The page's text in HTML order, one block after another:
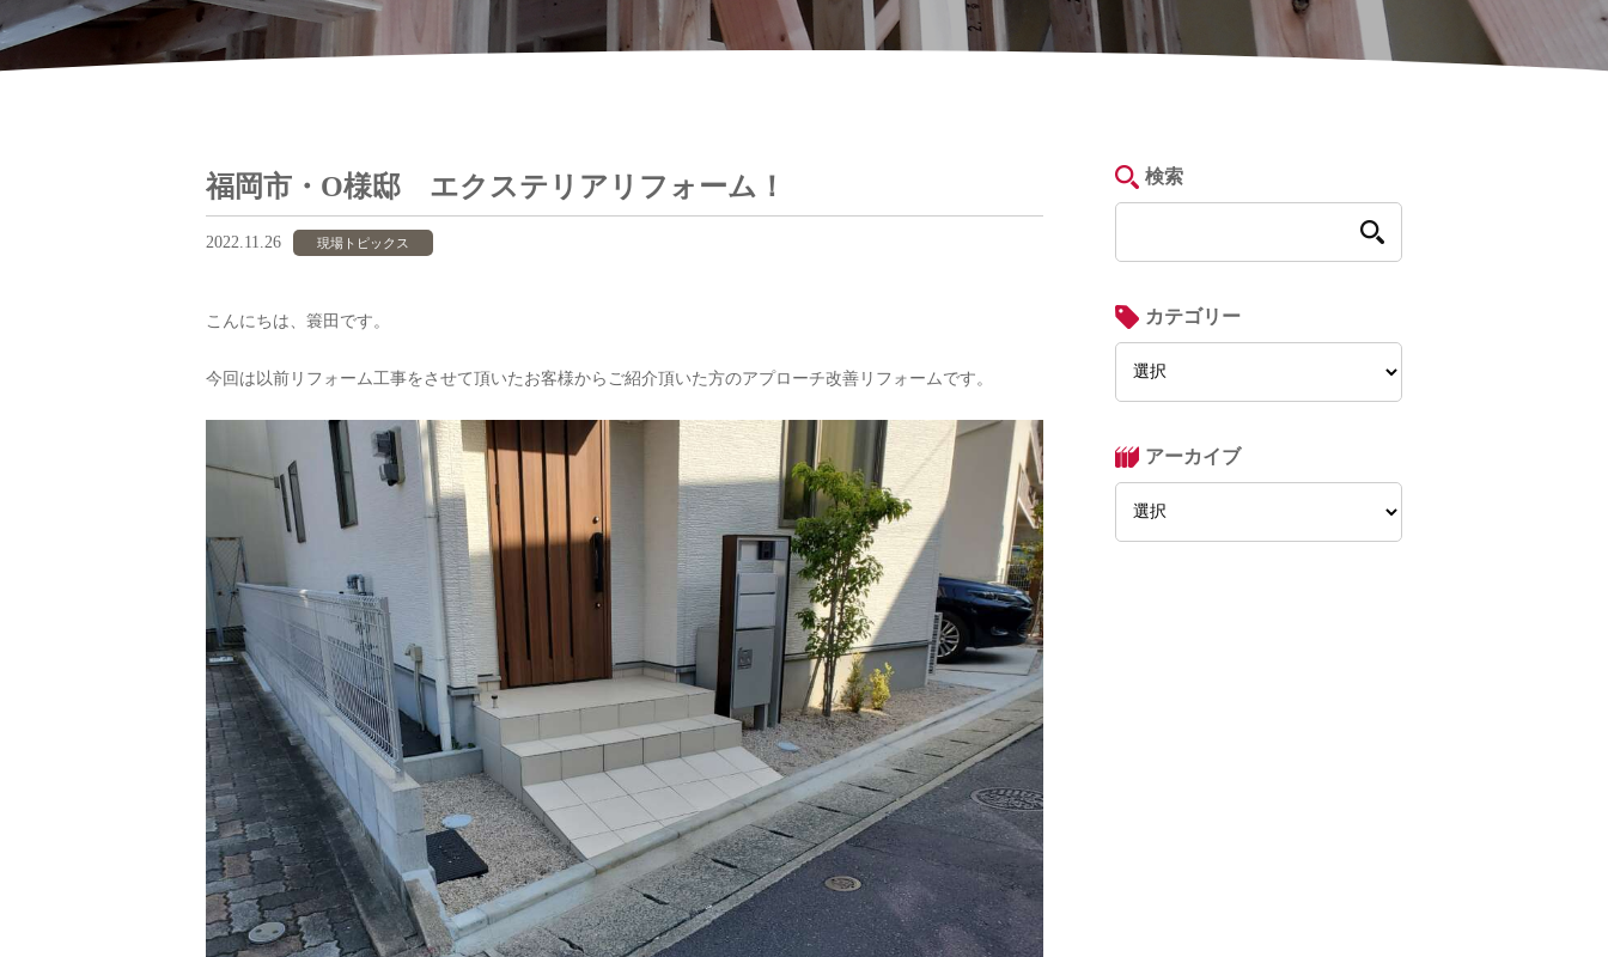
福岡市・O様邸 エクステリアリフォーム！
2022.11.26 現場トピックス
こんにちは、簑田です。
今回は以前リフォーム工事をさせて頂いたお客様からご紹介頂いた方のアプローチ改善リフォームです。
検索
カテゴリー
アーカイブ